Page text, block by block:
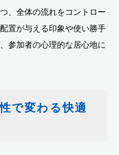
、全体の流れをコントロー
置が与える印象や使い勝手
参加者の心理的な居心地に
で変わる快適